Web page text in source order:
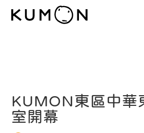
KUMON東區中華
室開幕